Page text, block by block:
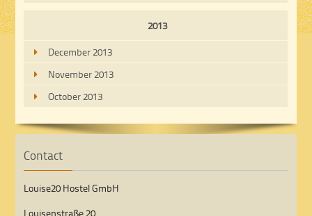
2013
December 2013
November 2013
October 2013
Contact
Louise20 Hostel GmbH
Louisenstraße 20